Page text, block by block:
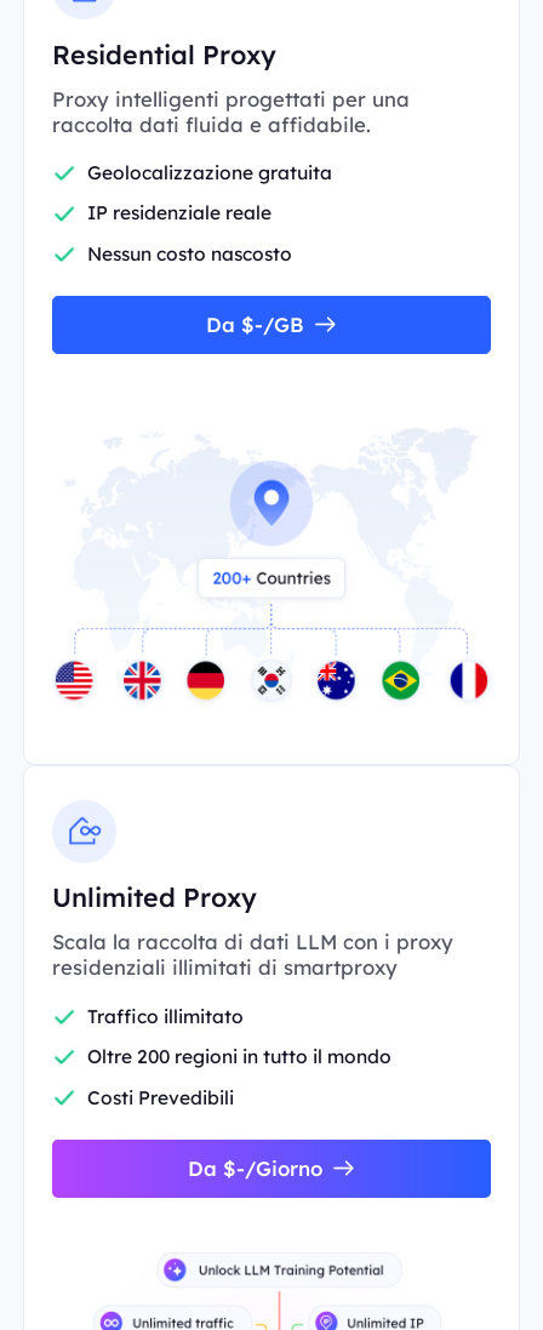
Residential Proxy
Proxy intelligenti progettati per una
raccolta dati fluida e affidabile.
Geolocalizzazione gratuita
IP residenziale reale
Nessun costo nascosto
Da $-/GB
Unlimited Proxy
Scala la raccolta di dati LLM con i proxy
residenziali illimitati di smartproxy
Traffico illimitato
Oltre 200 regioni in tutto il mondo
Costi Prevedibili
Da $-/Giorno